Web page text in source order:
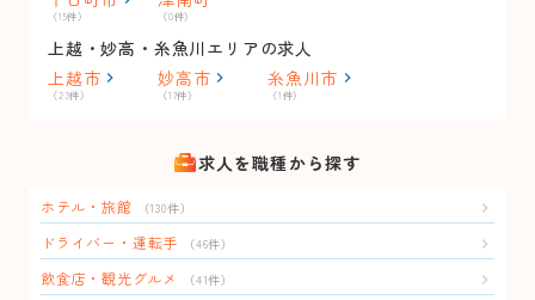
（15件） （0件）
上越・妙高・糸魚川エリアの求人
上越市
（23件）
妙高市
（17件）
糸魚川市
（1件）
求人を職種から探す
ホテル・旅館 （130件）
ドライバー・運転手 （46件）
飲食店・観光グルメ （41件）